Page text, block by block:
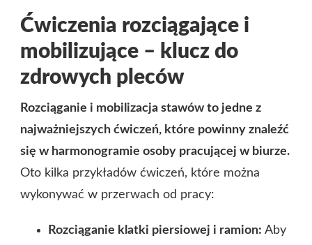
Ćwiczenia rozciągające i
mobilizujące – klucz do
zdrowych pleców
Rozciąganie i mobilizacja stawów to jedne z
najważniejszych ćwiczeń, które powinny znaleźć
się w harmonogramie osoby pracującej w biurze.
Oto kilka przykładów ćwiczeń, które można
wykonywać w przerwach od pracy:
Rozciąganie klatki piersiowej i ramion: Aby